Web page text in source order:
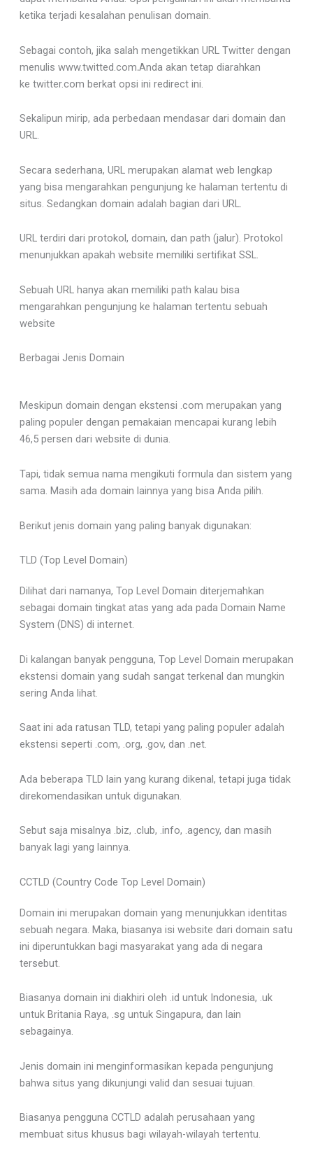
ketika terjadi kesalahan penulisan domain.
Sebagai contoh, jika salah mengetikkan URL Twitter dengan
menulis www.twitted.com.Anda akan tetap diarahkan
ke twitter.com berkat opsi ini redirect ini.
Sekalipun mirip, ada perbedaan mendasar dari domain dan
URL.
Secara sederhana, URL merupakan alamat web lengkap
yang bisa mengarahkan pengunjung ke halaman tertentu di
situs. Sedangkan domain adalah bagian dari URL.
URL terdiri dari protokol, domain, dan path (jalur). Protokol
menunjukkan apakah website memiliki sertifikat SSL.
Sebuah URL hanya akan memiliki path kalau bisa
mengarahkan pengunjung ke halaman tertentu sebuah
website
Berbagai Jenis Domain
Meskipun domain dengan ekstensi .com merupakan yang
paling populer dengan pemakaian mencapai kurang lebih
46,5 persen dari website di dunia.
Tapi, tidak semua nama mengikuti formula dan sistem yang
sama. Masih ada domain lainnya yang bisa Anda pilih.
Berikut jenis domain yang paling banyak digunakan:
TLD (Top Level Domain)
Dilihat dari namanya, Top Level Domain diterjemahkan
sebagai domain tingkat atas yang ada pada Domain Name
System (DNS) di internet.
Di kalangan banyak pengguna, Top Level Domain merupakan
ekstensi domain yang sudah sangat terkenal dan mungkin
sering Anda lihat.
Saat ini ada ratusan TLD, tetapi yang paling populer adalah
ekstensi seperti .com, .org, .gov, dan .net.
Ada beberapa TLD lain yang kurang dikenal, tetapi juga tidak
direkomendasikan untuk digunakan.
Sebut saja misalnya .biz, .club, .info, .agency, dan masih
banyak lagi yang lainnya.
CCTLD (Country Code Top Level Domain)
Domain ini merupakan domain yang menunjukkan identitas
sebuah negara. Maka, biasanya isi website dari domain satu
ini diperuntukkan bagi masyarakat yang ada di negara
tersebut.
Biasanya domain ini diakhiri oleh .id untuk Indonesia, .uk
untuk Britania Raya, .sg untuk Singapura, dan lain
sebagainya.
Jenis domain ini menginformasikan kepada pengunjung
bahwa situs yang dikunjungi valid dan sesuai tujuan.
Biasanya pengguna CCTLD adalah perusahaan yang
membuat situs khusus bagi wilayah-wilayah tertentu.